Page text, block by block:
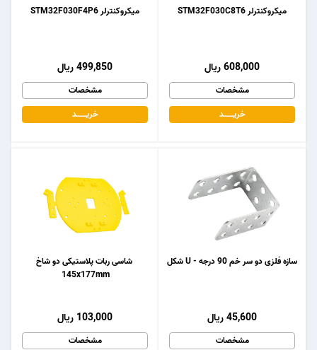
میکروکنترلر STM32F030F4P6
499,850 ریال
مشخصات
خریـــــــد
میکروکنترلر STM32F030C8T6
608,000 ریال
مشخصات
خریـــــــد
شاسی ربات پلاستیکی دو شاخ
145x177mm
103,000 ریال
مشخصات
سازه فلزی دو سر خم 90 درجه - U شکل
45,600 ریال
مشخصات